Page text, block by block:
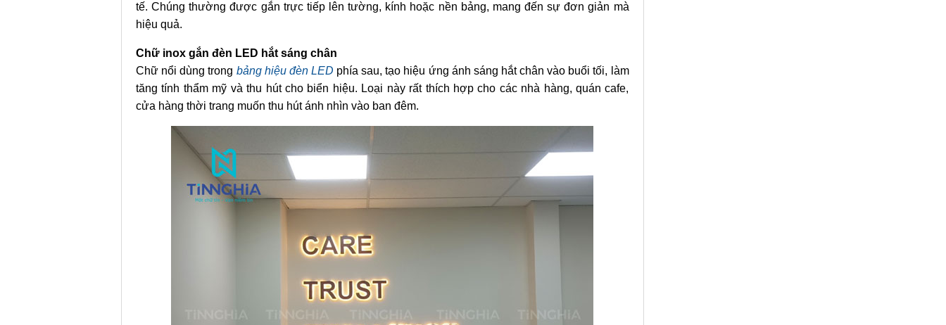
tế. Chúng thường được gắn trực tiếp lên tường, kính hoặc nền bảng, mang đến sự đơn giản mà
hiệu quả.
Chữ inox gắn đèn LED hắt sáng chân
Chữ nổi dùng trong bảng hiệu đèn LED phía sau, tạo hiệu ứng ánh sáng hắt chân vào buổi tối, làm
tăng tính thẩm mỹ và thu hút cho biển hiệu. Loại này rất thích hợp cho các nhà hàng, quán cafe,
cửa hàng thời trang muốn thu hút ánh nhìn vào ban đêm.